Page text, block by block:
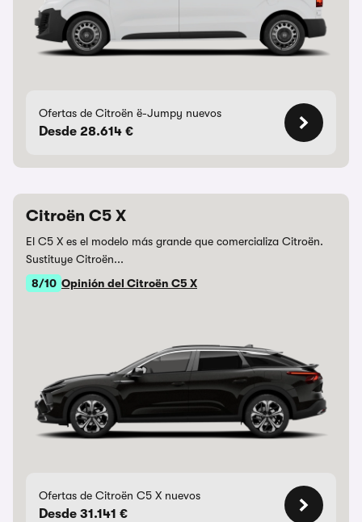
Ofertas de Citroën ë-Jumpy nuevos
Desde 28.614 €
Citroën C5 X
El C5 X es el modelo más grande que comercializa Citroën.
Sustituye Citroën...
8/10 Opinión del Citroën C5 X
Ofertas de Citroën C5 X nuevos
Desde 31.141 €